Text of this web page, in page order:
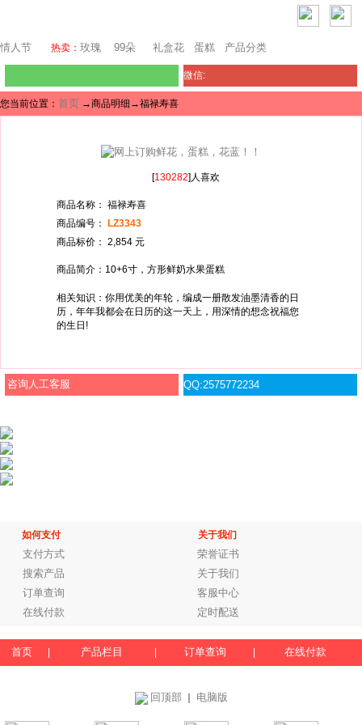
情人节 热卖： 玫瑰 99朵 礼盒花 蛋糕 产品分类
微信:
您当前位置： 首页 →商品明细→福禄寿喜
[130282]人喜欢
商品名称： 福禄寿喜
商品编号：
LZ3343
商品标价： 2,854 元
商品简介：10+6寸，方形鲜奶水果蛋糕
相关知识：你用优美的年轮，编成一册散发油墨清香的日
历，年年我都会在日历的这一天上，用深情的想念祝福您
的生日!
咨询人工客服 QQ:2575772234
如何支付 关于我们
支付方式
荣誉证书
搜索产品
关于我们
订单查询
客服中心
在线付款
定时配送
首页 产品栏目 订单查询 在线付款
回顶部 电脑版